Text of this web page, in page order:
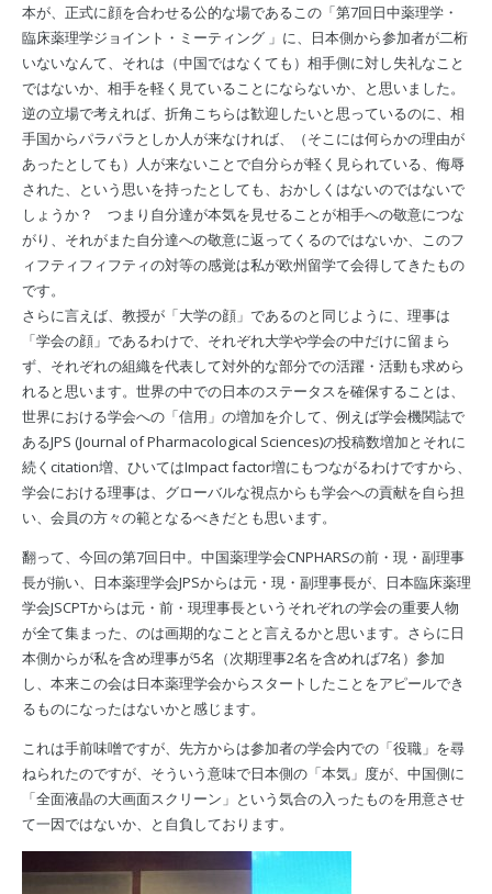
本が、正式に顔を合わせる公的な場であるこの「第7回日中薬理学・
臨床薬理学ジョイント・ミーティング 」に、日本側から参加者が二桁
いないなんて、それは（中国ではなくても）相手側に対し失礼なこと
ではないか、相手を軽く見ていることにならないか、と思いました。
逆の立場で考えれば、折角こちらは歓迎したいと思っているのに、相
手国からパラパラとしか人が来なければ、（そこには何らかの理由が
あったとしても）人が来ないことで自分らが軽く見られている、侮辱
された、という思いを持ったとしても、おかしくはないのではないで
しょうか？ つまり自分達が本気を見せることが相手への敬意につな
がり、それがまた自分達への敬意に返ってくるのではないか、このフ
ィフティフィフティの対等の感覚は私が欧州留学て会得してきたもの
です。
さらに言えば、教授が「大学の顔」であるのと同じように、理事は
「学会の顔」であるわけで、それぞれ大学や学会の中だけに留まら
ず、それぞれの組織を代表して対外的な部分での活躍・活動も求めら
れると思います。世界の中での日本のステータスを確保することは、
世界における学会への「信用」の増加を介して、例えば学会機関誌で
あるJPS (Journal of Pharmacological Sciences)の投稿数増加とそれに
続くcitation増、ひいてはImpact factor増にもつながるわけですから、
学会における理事は、グローバルな視点からも学会への貢献を自ら担
い、会員の方々の範となるべきだとも思います。
翻って、今回の第7回日中。中国薬理学会CNPHARSの前・現・副理事
長が揃い、日本薬理学会JPSからは元・現・副理事長が、日本臨床薬理
学会JSCPTからは元・前・現理事長というそれぞれの学会の重要人物
が全て集まった、のは画期的なことと言えるかと思います。さらに日
本側からが私を含め理事が5名（次期理事2名を含めれば7名）参加
し、本来この会は日本薬理学会からスタートしたことをアピールでき
るものになったはないかと感じます。
これは手前味噌ですが、先方からは参加者の学会内での「役職」を尋
ねられたのですが、そういう意味で日本側の「本気」度が、中国側に
「全面液晶の大画面スクリーン」という気合の入ったものを用意させ
て一因ではないか、と自負しております。